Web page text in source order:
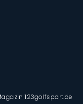
123golfsport.de